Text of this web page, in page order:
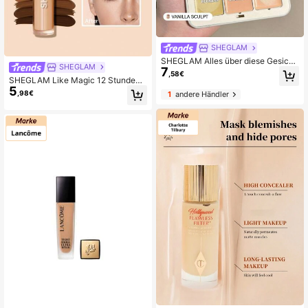
SHEGLAM
SHEGLAM Like Magic 12 Stunden
Voller Abdeckung Concealer - Nud
e
5 ,98€
SHEGLAM
SHEGLAM Alles über diese Gesicht
spalette - Vanille Konturierung
7 ,58€
1andere Händler